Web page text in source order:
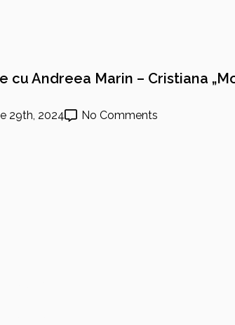
cu Andreea Marin – Cristiana
29th, 2024 No Comments